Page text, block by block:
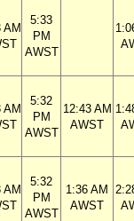
AM
5:33
PM
AWST
AM
5:32
PM
AWST
12:43 AM
AWST
AM
5:32
PM
AWST
1:36 AM
AWST